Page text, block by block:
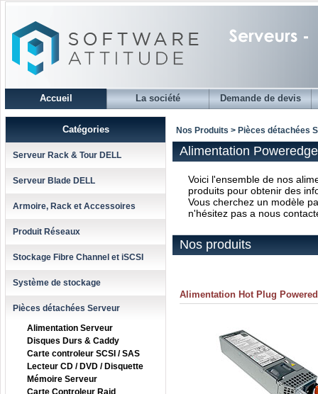
Accueil La société Demande de devis
Catégories
Serveur Rack & Tour DELL
Serveur Blade DELL
Armoire, Rack et Accessoires
Produit Réseaux
Stockage Fibre Channel et iSCSI
Système de stockage
Pièces détachées Serveur
Alimentation Serveur
Disques Durs & Caddy
Carte controleur SCSI / SAS
Lecteur CD / DVD / Disquette
Mémoire Serveur
Carte Controleur Raid
Nos Produits > Pièces détachées
Alimentation
Voici l'ensemble de nos
produits pour obtenir des
Vous cherchez un modèle
n'hésitez pas a nous
Nos produits
Alimentation Hot Plug